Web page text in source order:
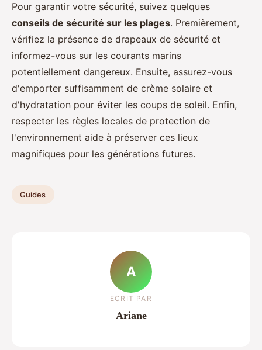
Pour garantir votre sécurité, suivez quelques
conseils de sécurité sur les plages. Premièrement,
vérifiez la présence de drapeaux de sécurité et
informez-vous sur les courants marins
potentiellement dangereux. Ensuite, assurez-vous
d'emporter suffisamment de crème solaire et
d'hydratation pour éviter les coups de soleil. Enfin,
respecter les règles locales de protection de
l'environnement aide à préserver ces lieux
magnifiques pour les générations futures.
Guides
A
ECRIT PAR
Ariane